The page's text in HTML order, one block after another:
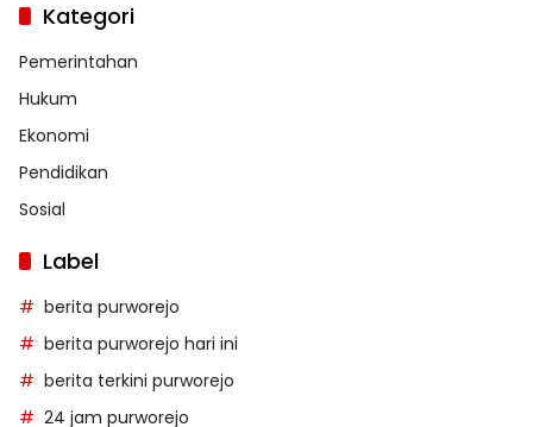
Kategori
Pemerintahan
Hukum
Ekonomi
Pendidikan
Sosial
Label
berita purworejo
berita purworejo hari ini
berita terkini purworejo
24 jam purworejo